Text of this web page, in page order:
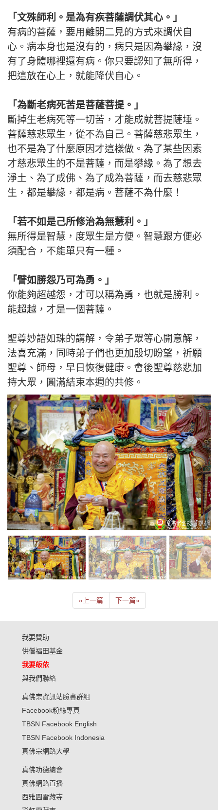
「文殊師利。是為有疾菩薩調伏其心。」
有病的菩薩，要用離開二見的方式來調伏自
心。病本身也是沒有的，病只是因為攀緣，沒
有了身體哪裡還有病。你只要認知了無所得，
把這放在心上，就能降伏自心。
「為斷老病死苦是菩薩菩提。」
斷掉生老病死等一切苦，才能成就菩提薩埵。
菩薩慈悲眾生，從不為自己。菩薩慈悲眾生，
也不是為了什麼原因才這樣做。為了某些因素
才慈悲眾生的不是菩薩，而是攀緣。為了想去
淨土、為了成佛、為了成為菩薩，而去慈悲眾
生，都是攀緣，都是病。菩薩不為什麼！
「若不如是己所修治為無慧利。」
無所得是智慧，度眾生是方便。智慧跟方便必
須配合，不能單只有一種。
「譬如勝怨乃可為勇。」
你能夠超越怨，才可以稱為勇，也就是勝利。
能超越，才是一個菩薩。
聖尊妙語如珠的講解，令弟子眾等心開意解，
法喜充滿，同時弟子們也更加殷切盼望，祈願
聖尊、師母，早日恢復健康。會後聖尊慈悲加
持大眾，圓滿結束本週的共修。
« 上一篇 下一篇»
我要贊助
供僧福田基金
我要皈依
與我們聯絡
真佛宗資訊站臉書群組
Facebook粉絲專頁
TBSN Facebook English
TBSN Facebook Indonesia
真佛宗網路大學
真佛功德總會
真佛網路直播
西雅圖雷藏寺